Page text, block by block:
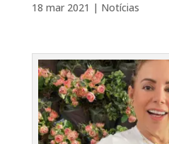
18 mar 2021 | Notícias